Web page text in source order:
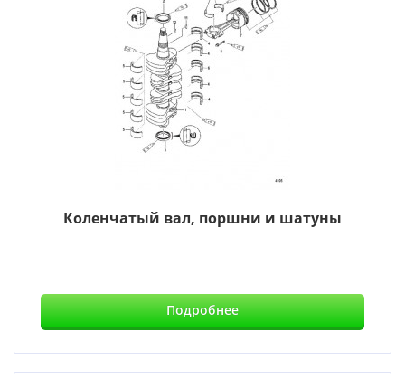
Коленчатый вал, поршни и шатуны
Подробнее